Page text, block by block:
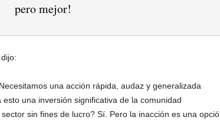
pero mejor!
una acción rápida, audaz y generalizada
una inversión significativa de la comunidad
sin fines de lucro? Sí. Pero la inacción es una